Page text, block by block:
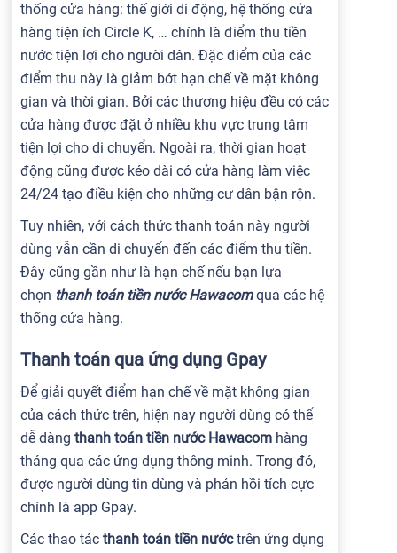
thống cửa hàng: thế giới di động, hệ thống cửa
hàng tiện ích Circle K, … chính là điểm thu tiền
nước tiện lợi cho người dân. Đặc điểm của các
điểm thu này là giảm bớt hạn chế về mặt không
gian và thời gian. Bởi các thương hiệu đều có các
cửa hàng được đặt ở nhiều khu vực trung tâm
tiện lợi cho di chuyển. Ngoài ra, thời gian hoạt
động cũng được kéo dài có cửa hàng làm việc
24/24 tạo điều kiện cho những cư dân bận rộn.
Tuy nhiên, với cách thức thanh toán này người
dùng vẫn cần di chuyển đến các điểm thu tiền.
Đây cũng gần như là hạn chế nếu bạn lựa
chọn thanh toán tiền nước Hawacomqua các hệ
thống cửa hàng.
Thanh toán qua ứng dụng Gpay
Để giải quyết điểm hạn chế về mặt không gian
của cách thức trên, hiện nay người dùng có thể
dễ dàng thanh toán tiền nước Hawacom hàng
tháng qua các ứng dụng thông minh. Trong đó,
được người dùng tin dùng và phản hồi tích cực
chính là app Gpay.
Các thao tác thanh toán tiền nướctrên ứng dụng